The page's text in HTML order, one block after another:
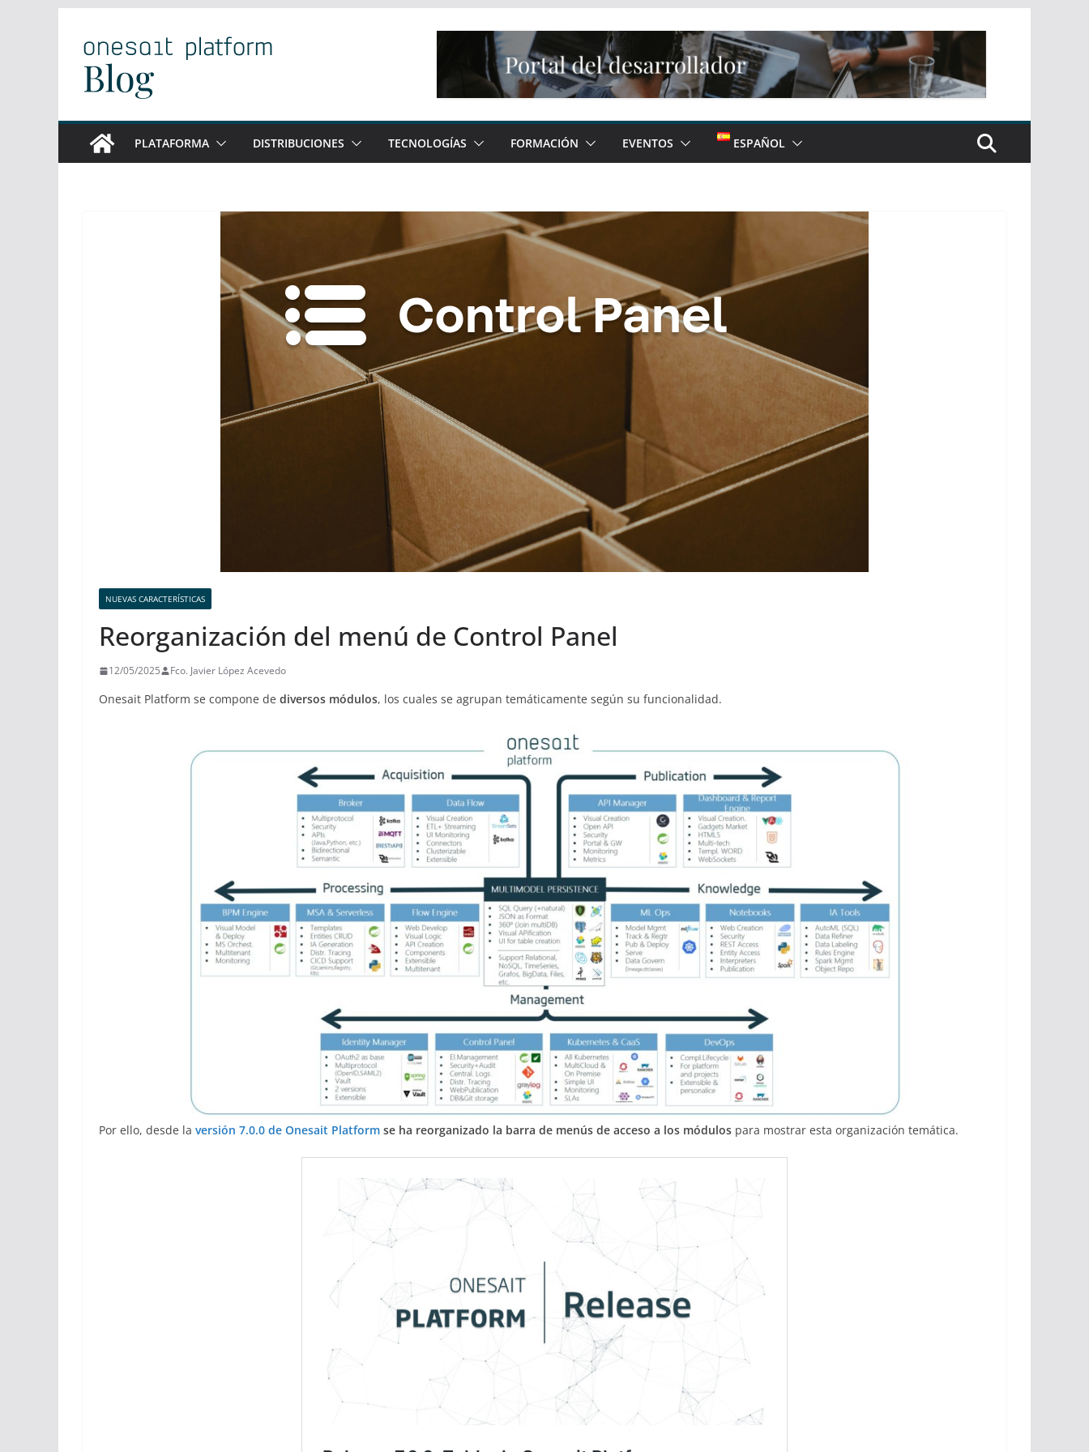
contenido
PLATAFORMA DISTRIBUCIONES TECNOLOGÍAS FORMACIÓN EVENTOS ESPAÑOL
NUEVAS CARACTERÍSTICAS
Reorganización del menú de Control Panel
12/05/2025 Fco. Javier López Acevedo
Onesait Platform se compone de diversos módulos, los cuales se agrupan temáticamente según su funcionalidad.
Por ello, desde la versión 7.0.0 de Onesait Platform se ha reorganizado la barra de menús de acceso a los módulos para mostrar esta organización temática.